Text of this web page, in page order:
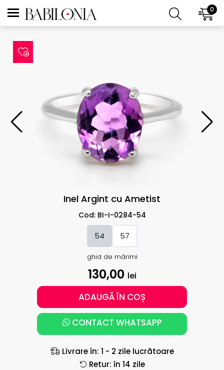
0
Inel Argint cu Ametist
Cod: BI-I-0284-54
54 57
ghid de mărimi
130,00 lei
ADAUGĂ ÎN COȘ
CONTACT WHATSAPP
Livrare în: 1 - 2 zile lucrătoare
Retur: în 14 zile